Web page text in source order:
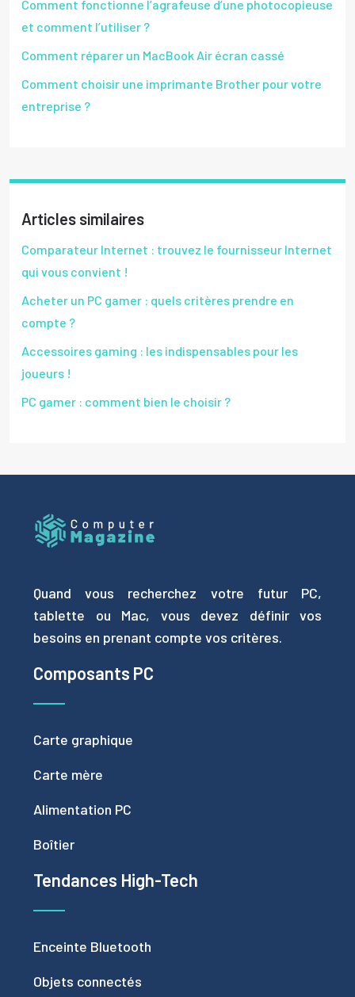
Comment fonctionne l’agrafeuse d’une photocopieuse
et comment l’utiliser ?
Comment réparer un MacBook Air écran cassé
Comment choisir une imprimante Brother pour votre
entreprise ?
Articles similaires
Comparateur Internet : trouvez le fournisseur Internet
qui vous convient !
Acheter un PC gamer : quels critères prendre en
compte ?
Accessoires gaming : les indispensables pour les
joueurs !
PC gamer : comment bien le choisir ?
Quand vous recherchez votre futur PC,
tablette ou Mac, vous devez définir vos
besoins en prenant compte vos critères.
Composants PC
Carte graphique
Carte mère
Alimentation PC
Boîtier
Tendances High-Tech
Enceinte Bluetooth
Objets connectés